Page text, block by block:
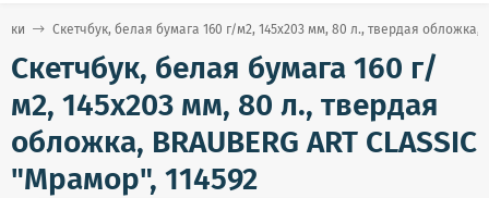
Скетчбук, белая бумага 160 г/м2, 145х203 мм, 80 л., твердая обложка,
Скетчбук, белая бумага 160 г/
м2, 145х203 мм, 80 л., твердая
обложка, BRAUBERG ART CLASSIC
"Мрамор", 114592